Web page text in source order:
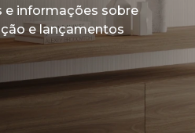
e informações sobre
e lançamentos